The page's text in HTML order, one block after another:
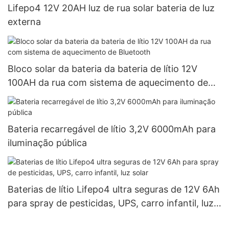
Lifepo4 12V 20AH luz de rua solar bateria de luz
externa
Bloco solar da bateria da bateria de lítio 12V
100AH ​​da rua com sistema de aquecimento de
Bluetooth
Bateria recarregável de lítio 3,2V 6000mAh para
iluminação pública
Baterias de lítio Lifepo4 ultra seguras de 12V 6Ah
para spray de pesticidas, UPS, carro infantil, luz